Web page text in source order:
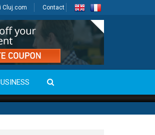
Cluj.com Contact